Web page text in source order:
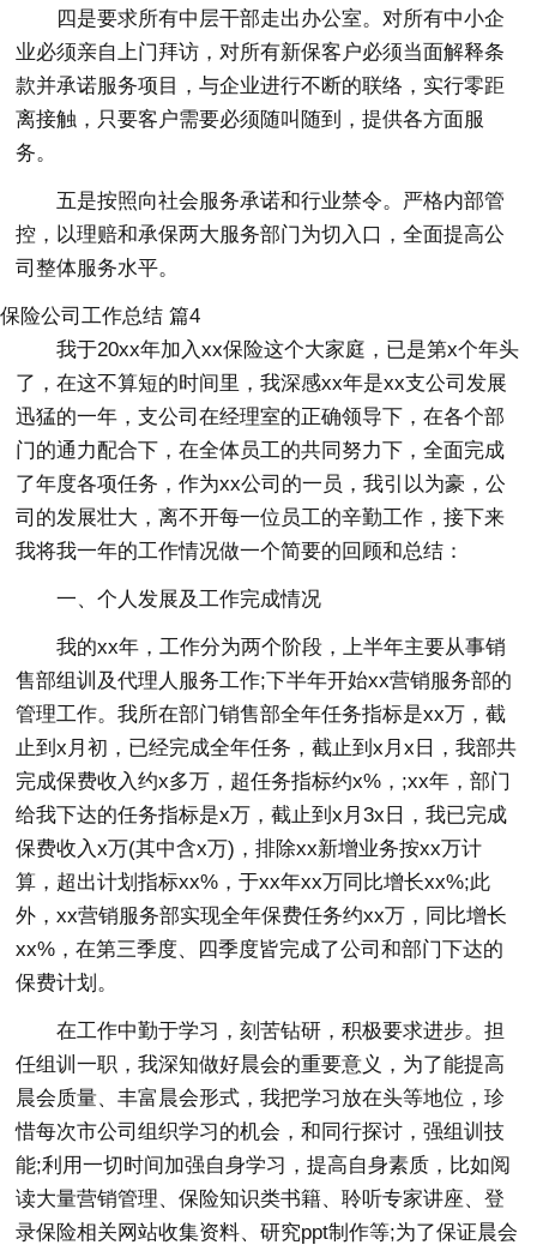
四是要求所有中层干部走出办公室。对所有中小企
业必须亲自上门拜访，对所有新保客户必须当面解释条
款并承诺服务项目，与企业进行不断的联络，实行零距
离接触，只要客户需要必须随叫随到，提供各方面服
务。
五是按照向社会服务承诺和行业禁令。严格内部管
控，以理赔和承保两大服务部门为切入口，全面提高公
司整体服务水平。
保险公司工作总结 篇4
我于20xx年加入xx保险这个大家庭，已是第x个年头
了，在这不算短的时间里，我深感xx年是xx支公司发展
迅猛的一年，支公司在经理室的正确领导下，在各个部
门的通力配合下，在全体员工的共同努力下，全面完成
了年度各项任务，作为xx公司的一员，我引以为豪，公
司的发展壮大，离不开每一位员工的辛勤工作，接下来
我将我一年的工作情况做一个简要的回顾和总结：
一、个人发展及工作完成情况
我的xx年，工作分为两个阶段，上半年主要从事销
售部组训及代理人服务工作;下半年开始xx营销服务部的
管理工作。我所在部门销售部全年任务指标是xx万，截
止到x月初，已经完成全年任务，截止到x月x日，我部共
完成保费收入约x多万，超任务指标约x%，;xx年，部门
给我下达的任务指标是x万，截止到x月3x日，我已完成
保费收入x万(其中含x万)，排除xx新增业务按xx万计
算，超出计划指标xx%，于xx年xx万同比增长xx%;此
外，xx营销服务部实现全年保费任务约xx万，同比增长
xx%，在第三季度、四季度皆完成了公司和部门下达的
保费计划。
在工作中勤于学习，刻苦钻研，积极要求进步。担
任组训一职，我深知做好晨会的重要意义，为了能提高
晨会质量、丰富晨会形式，我把学习放在头等地位，珍
惜每次市公司组织学习的机会，和同行探讨，强组训技
能;利用一切时间加强自身学习，提高自身素质，比如阅
读大量营销管理、保险知识类书籍、聆听专家讲座、登
录保险相关网站收集资料、研究ppt制作等;为了保证晨会